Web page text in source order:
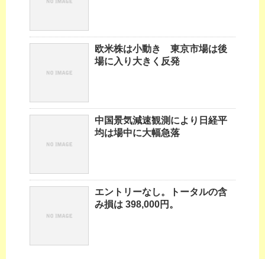
欧米株は小動き 東京市場は後
場に入り大きく反発
中国景気減速観測により日経平
均は場中に大幅急落
エントリーなし。トータルの含
み損は 398,000円。